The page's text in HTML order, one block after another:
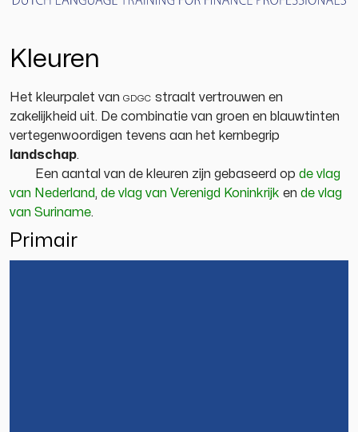
Kleuren
Het kleurpalet van gdgc straalt vertrouwen en
zakelijkheid uit. De combinatie van groen en blauwtinten
vertegenwoordigen tevens aan het kernbegrip
landschap.
Een aantal van de kleuren zijn gebaseerd op de vlag
van Nederland, de vlag van Verenigd Koninkrijk en de vlag
van Suriname.
Primair